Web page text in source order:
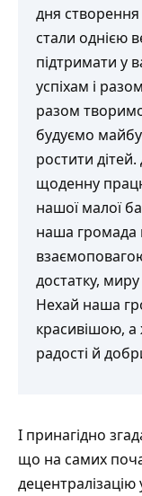
дня
стали однією
підтримати у
успіхам і
разом творимо
будуємо
ростити
щоденну
нашої малої
наша громада
достатку, миру
Нехай наша
красивішою,
радості й
І принагідно
що на самих